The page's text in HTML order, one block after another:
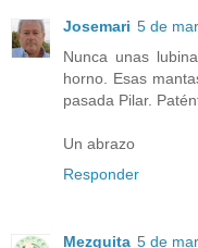
Josemari 5 de
Nunca unas
horno. Esas
pasada Pilar.
Un abrazo
Responder
Mezquita 5 de